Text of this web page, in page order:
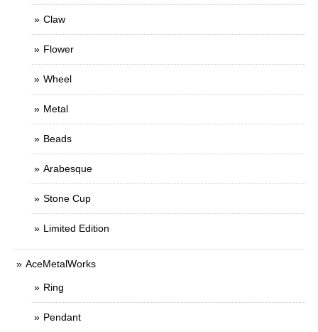
Claw
Flower
Wheel
Metal
Beads
Arabesque
Stone Cup
Limited Edition
AceMetalWorks
Ring
Pendant